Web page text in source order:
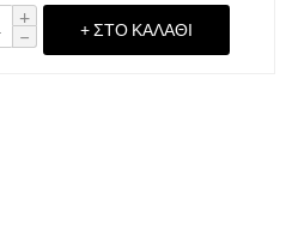
+
−
+ ΣΤΟ ΚΑΛΆΘΙ